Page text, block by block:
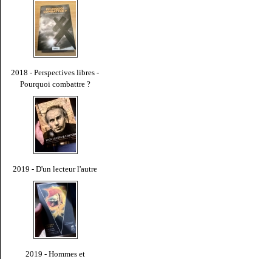
2018 - Perspectives libres -
Pourquoi combattre ?
2019 - D'un lecteur l'autre
2019 - Hommes et